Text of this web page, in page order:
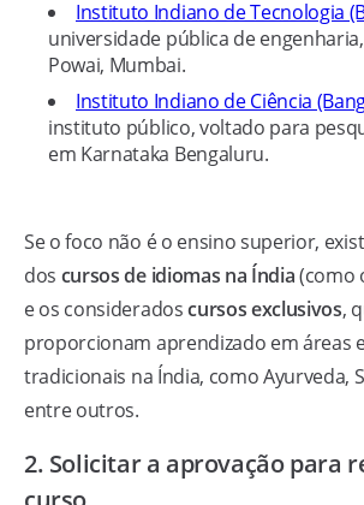
Instituto Indiano de Tecnologia
universidade pública de
Powai, Mumbai.
Instituto Indiano de Ciência
instituto público, voltado para
em Karnataka Bengaluru.
Se o foco não é o ensino superior,
dos cursos de idiomas na Índia(como
e os consideradoscursos exclusivos,
proporcionam aprendizado em áreas
tradicionais na Índia, como Ayurveda,
entre outros.
2. Solicitar a aprovação para